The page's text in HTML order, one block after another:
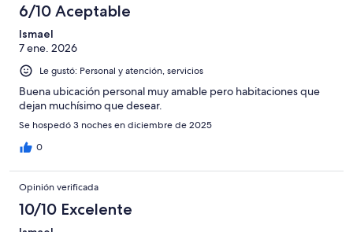
6/10 Aceptable
Ismael
7 ene. 2026
Le gustó: Personal y atención, servicios
Buena ubicación personal muy amable pero habitaciones que
dejan muchísimo que desear.
Se hospedó 3 noches en diciembre de 2025
0
Opinión verificada
10/10 Excelente